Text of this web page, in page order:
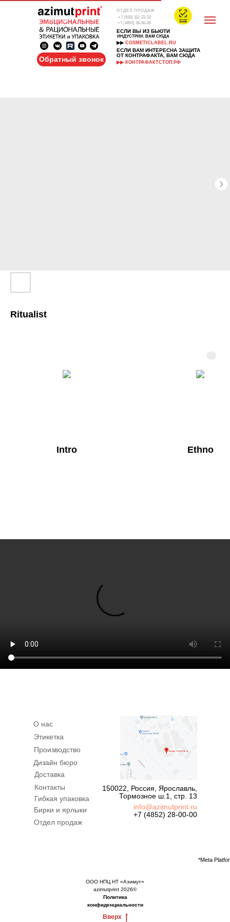
+7 (4852) 28-00-00
Обратный звонок
+7 (930) 112-22-22
ОТДЕЛ ПРОДАЖ
ИНДУСТРИИ, ВАМ СЮДА
ЕСЛИ ВЫ ИЗ БЬЮТИ
▶▶ COSMETICLABEL.RU
ЕСЛИ ВАМ ИНТЕРЕСНА ЗАЩИТА
ОТ КОНТРАФАКТА, ВАМ СЮДА
▶▶ КОНТРАФАКТСТОП.РФ
Ritualist
Intro Ethno
О нас
Этикетка
Производство
Дизайн бюро
Доставка
Контакты
info@azimutprint.ru
+7 (4852) 28-00-00
ООО НПЦ НТ «Азимут»
azimutprint 2026©
Политика
конфиденциальности
150022, Россия, Ярославль,
Тормозное ш.1, стр. 13
Гибкая упаковка
Бирки и ярлыки
Отдел продаж
*Meta
Вверх